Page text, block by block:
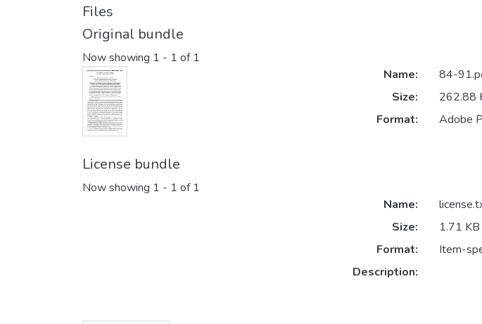
Files
Original bundle
Now showing 1 - 1 of 1
Name:
84-
Size:
262.88
Format:
Adobe
License bundle
Now showing 1 - 1 of 1
Name:
Size:
1.71 KB
Format:
Item-
Description: